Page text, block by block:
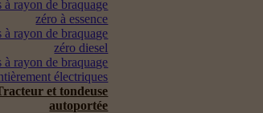
à rayon de braquage
zéro à essence
à rayon de braquage
zéro diesel
à rayon de braquage
électriques
et tondeuse
autoportée